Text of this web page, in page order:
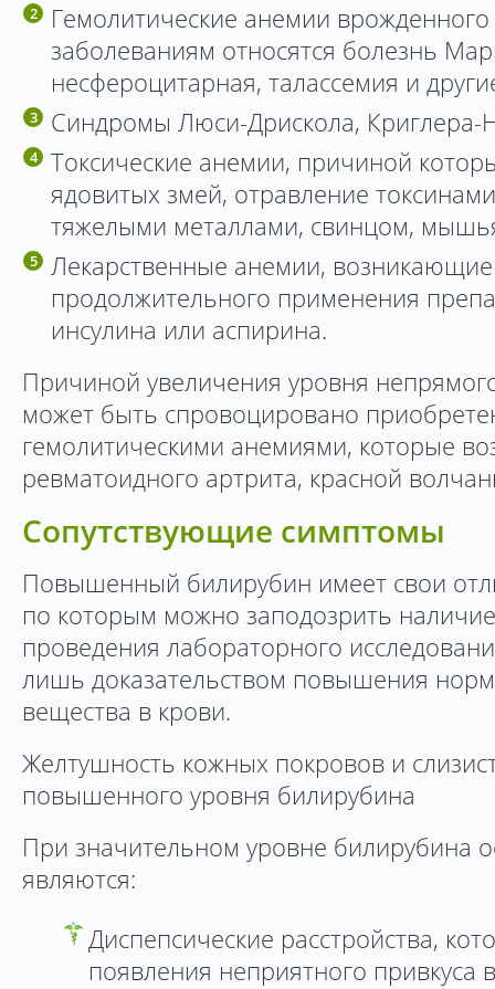
Гемолитические анемии
заболеваниям относятся болезнь
несфероцитарная, талассемия и
Синдромы Люси-Дрискола, Криглера-
Токсические анемии, причиной
ядовитых змей, отравление
тяжелыми металлами, свинцом,
Лекарственные анемии,
продолжительного применения
инсулина или аспирина.
Причиной увеличения уровня
может быть спровоцировано
гемолитическими анемиями, которые
ревматоидного артрита, красной
Сопутствующие симптомы
Повышенный билирубин имеет свои
по которым можно заподозрить
проведения лабораторного
лишь доказательством повышения
вещества в крови.
Желтушность кожных покровов и
повышенного уровня билирубина
При значительном уровне билирубина
являются:
Диспепсические расстройства,
появления неприятного привкуса